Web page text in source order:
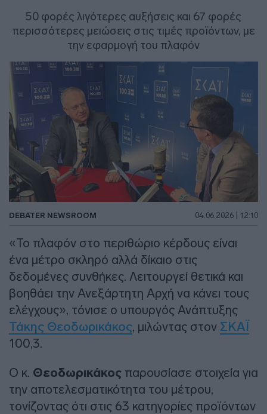
50 φορές λιγότερες αυξήσεις και 67 φορές
περισσότερες μειώσεις στις τιμές προϊόντων, με
την εφαρμογή του πλαφόν
DEBATER NEWSROOM 04.06.2026 | 12:10
«Το πλαφόν στο περιθώριο κέρδους είναι
ένα μέτρο σκληρό αλλά δίκαιο στις
δεδομένες συνθήκες. Λειτουργεί θετικά και
βοηθάει την Ανεξάρτητη Αρχή να κάνει τους
ελέγχους», τόνισε ο υπουργός Ανάπτυξης
Τάκης Θεοδωρικάκος, μιλώντας στον ΣΚΑΪ
100,3.
Ο κ. Θεοδωρικάκος παρουσίασε στοιχεία για
την αποτελεσματικότητα του μέτρου,
τονίζοντας ότι στις 63 κατηγορίες προϊόντων